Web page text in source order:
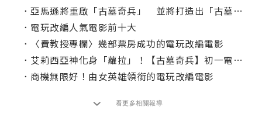
． 亞馬遜將重啟「古墓奇兵」 並將打造出「古墓奇兵宇宙」
． 電玩改編人氣電影前十大
．
〈費教授專欄〉幾部票房成功的電玩改編電影
． 艾莉西亞神化身「蘿拉」！【古墓奇兵】初一電視首播！
． 商機無限好！由女英雄領銜的電玩改編電影
看更多相關報導